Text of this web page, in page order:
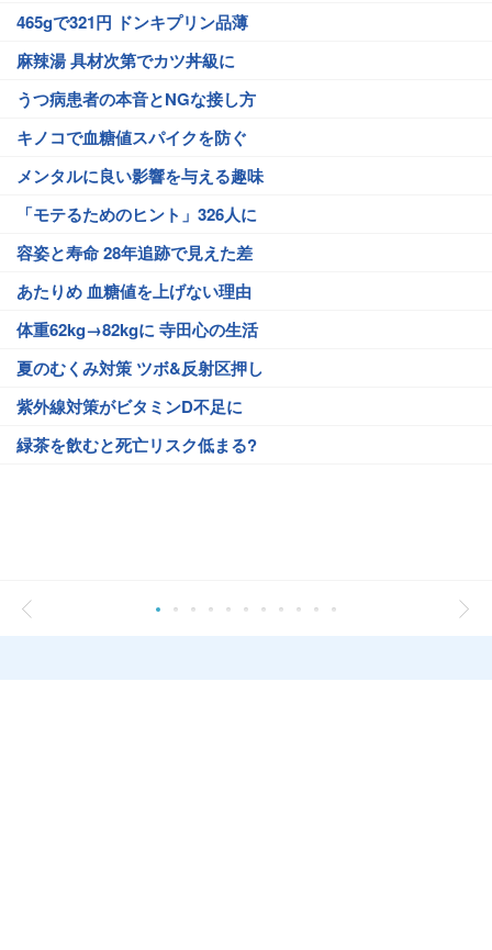
465gで321円 ドンキプリン品薄
麻辣湯 具材次第でカツ丼級に
うつ病患者の本音とNGな接し方
キノコで血糖値スパイクを防ぐ
メンタルに良い影響を与える趣味
「モテるためのヒント」326人に
容姿と寿命 28年追跡で見えた差
あたりめ 血糖値を上げない理由
体重62kg→82kgに 寺田心の生活
夏のむくみ対策 ツボ&反射区押し
紫外線対策がビタミンD不足に
緑茶を飲むと死亡リスク低まる?